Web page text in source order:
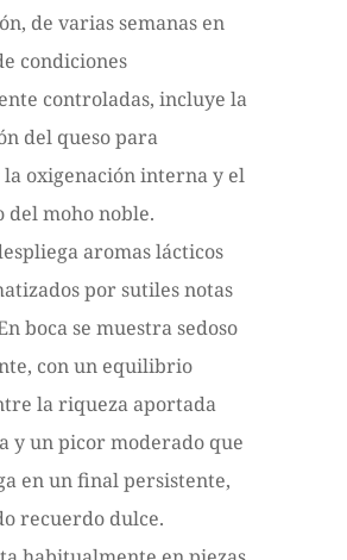
de varias semanas en
condiciones
controladas, incluye la
del queso para
oxigenación interna y el
del moho noble.
aromas lácticos
por sutiles notas
boca se muestra sedoso
con un equilibrio
la riqueza aportada
y un picor moderado que
en un final persistente,
recuerdo dulce.